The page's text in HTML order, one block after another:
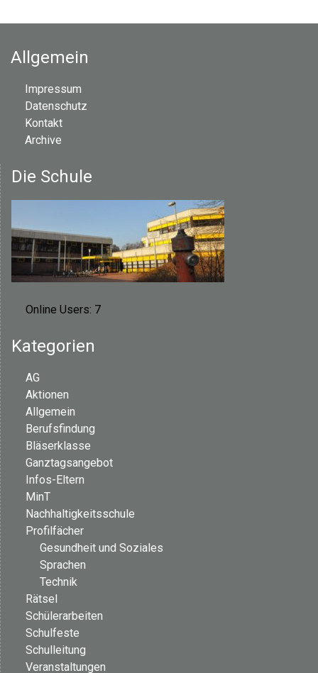
i
Allgemein
Impressum
Datenschutz
Kontakt
Archive
Die Schule
Online Users: 7
Kategorien
AG
Aktionen
Allgemein
Berufsfindung
Bläserklasse
Ganztagsangebot
Infos-Eltern
MinT
Nachhaltigkeitsschule
Profilfächer
Gesundheit und Soziales
Sprachen
Technik
Rätsel
Schülerarbeiten
Schulfeste
Schulleitung
Veranstaltungen